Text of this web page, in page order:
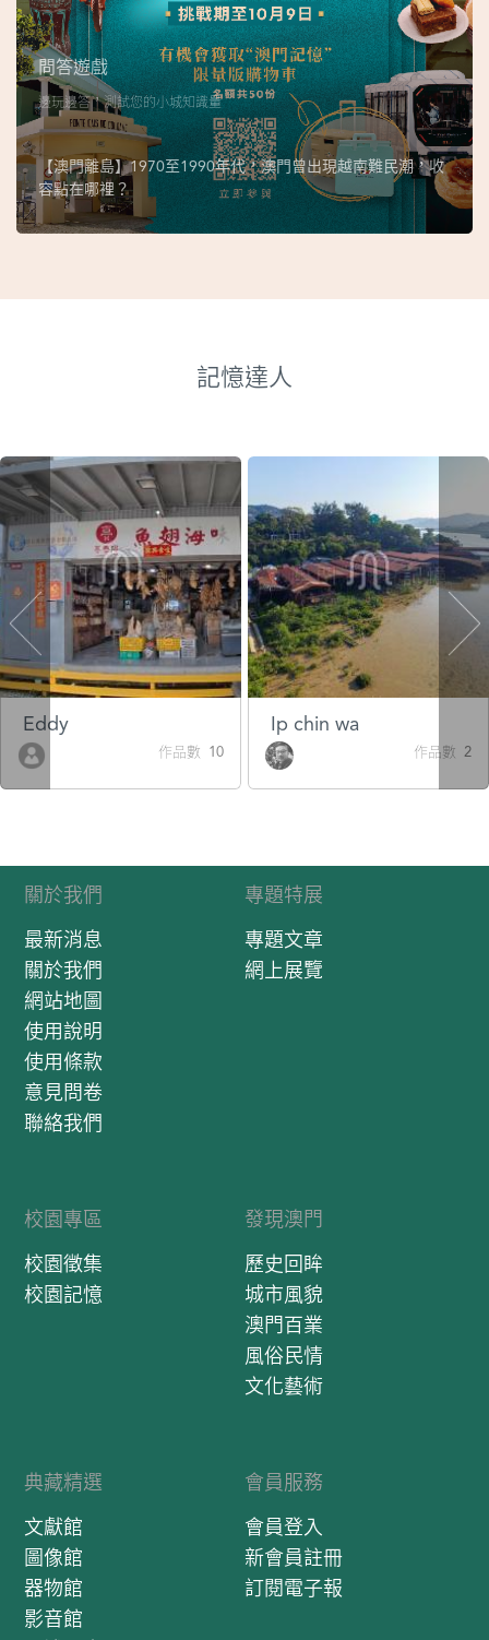
問答遊戲
邊玩邊答，測試您的小城知識量
【澳門離島】1970至1990年代，澳門曾出現越南難民潮，收
容點在哪裡？
記憶達人
Eddy
作品數 10
Ip chin wa
作品數 2
關於我們
最新消息
關於我們
網站地圖
使用說明
使用條款
意見問卷
聯絡我們
專題特展
專題文章
網上展覽
校園專區
校園徵集
校園記憶
發現澳門
歷史回眸
城市風貌
澳門百業
風俗民情
文化藝術
典藏精選
文獻館
圖像館
器物館
影音館
會員服務
會員登入
新會員註冊
訂閱電子報